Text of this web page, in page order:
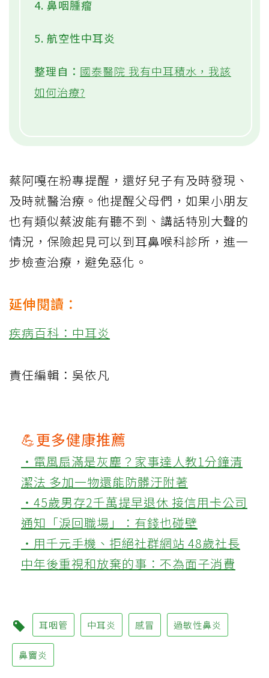
4. 鼻咽腫瘤
5. 航空性中耳炎
整理自： 國泰醫院 我有中耳積水，我該
如何治療?
蔡阿嘎在粉專提醒，還好兒子有及時發現、
及時就醫治療。他提醒父母們，如果小朋友
也有類似蔡波能有聽不到、講話特別大聲的
情況，保險起見可以到耳鼻喉科診所，進一
步檢查治療，避免惡化。
延伸閱讀：
疾病百科：中耳炎
責任編輯：吳依凡
💪更多健康推薦
‧電風扇滿是灰塵？家事達人教1分鐘清
潔法 多加一物還能防髒汙附著
‧45歲男存2千萬提早退休 接信用卡公司
通知「淚回職場」：有錢也碰壁
‧用千元手機、拒絕社群網站 48歲社長
中年後重視和放棄的事：不為面子消費
耳咽管 中耳炎 感冒 過敏性鼻炎
鼻竇炎